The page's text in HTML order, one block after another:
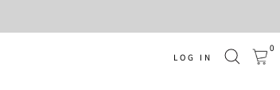
LOG IN
0